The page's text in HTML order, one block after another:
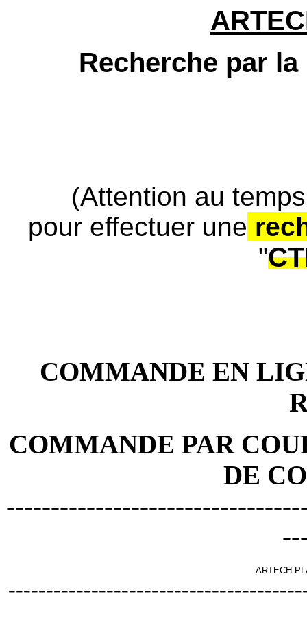
Recherche par
(Attention au
pour effectuer une
"
COMMANDE EN
COMMANDE PAR
DE
ARTECH